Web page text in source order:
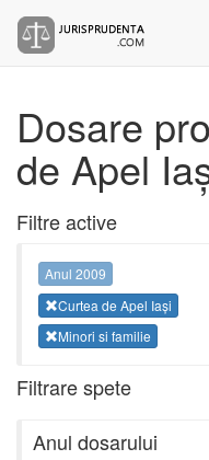
Dosare
de Apel
Filtre active
Anul 2009
Curtea de Apel Iași
Minori si familie
Filtrare spete
Anul dosarului